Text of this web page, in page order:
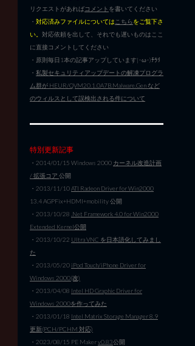
リクエストがあればコメント を書いてください
・ 対応済みファイルについては こちらをご覧下さ
い。 対応依頼を出して、それでも遅いものはここ
に直接コメントしてください
・原則毎日1本の記事アップしています|･ω･)ﾁﾗﾘ
・ 私製セキュリティアップデートの解凍プログラ
ム群が HEUR/QVM20.1.0A7B.Malware.Gen など
のウィルスとして誤検出される件について
特別更新記事
・2014/01/15 Windows 2000 カーネル改造計画
/ 拡張コア 公開
・2013/11/10ATI Radeon Driver for Win2000
13.4 AGPFix+HDMI+mobility 公開
・2013/10/28 .Net Framework 4.0 for Win2000
Extended Kernel公開
・2013/10/22 Ultra VNC を日本語化してみまし
た
・2013/05/20 iPod Touch/iPhone Driver for
Windows 2000(改)
・2013/04/08 Intel HD Graphic Driver for
Windows 2000を作ってみた
・2013/01/18 Intel Matrix Storage Manager 8.9
更新(PCH/PCHM 対応)
・2023/08/15 PE Makerv0.83公開